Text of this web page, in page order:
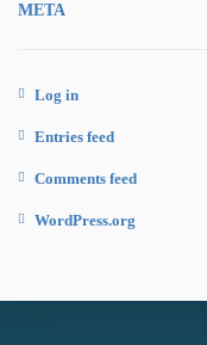
META
Log in
Entries feed
Comments feed
WordPress.org